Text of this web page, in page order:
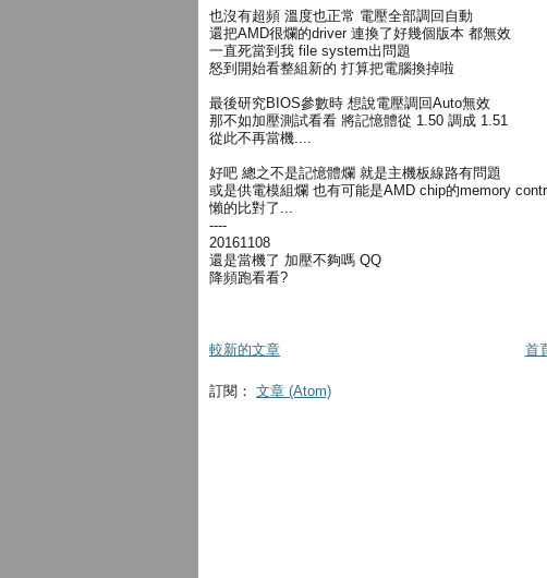
也沒有超頻 溫度也正常 電壓全部調回自動
還把AMD很爛的driver 連換了好幾個版本 都無效
一直死當到我 file system出問題
怒到開始看整組新的 打算把電腦換掉啦
最後研究BIOS參數時 想說電壓調回Auto無效
那不如加壓測試看看 將記憶體從 1.50 調成 1.51
從此不再當機....
好吧 總之不是記憶體爛 就是主機板線路有問題
或是供電模組爛 也有可能是AMD chip的memory
懶的比對了...
----
20161108
還是當機了 加壓不夠嗎 QQ
降頻跑看看?
較新的文章 首
訂閱： 文章 (Atom)